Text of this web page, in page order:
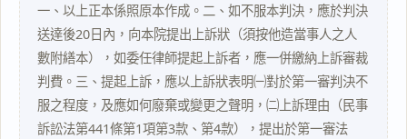
一、以上正本係照原本作成。二、如不服本判決，應於判決
送達後20日內，向本院提出上訴狀（須按他造當事人之人
數附繕本），如委任律師提起上訴者，應一併繳納上訴審裁
判費。三、提起上訴，應以上訴狀表明㈠對於第一審判決不
服之程度，及應如何廢棄或變更之聲明，㈡上訴理由（民事
訴訟法第441條第1項第3款、第4款），提出於第一審法
理